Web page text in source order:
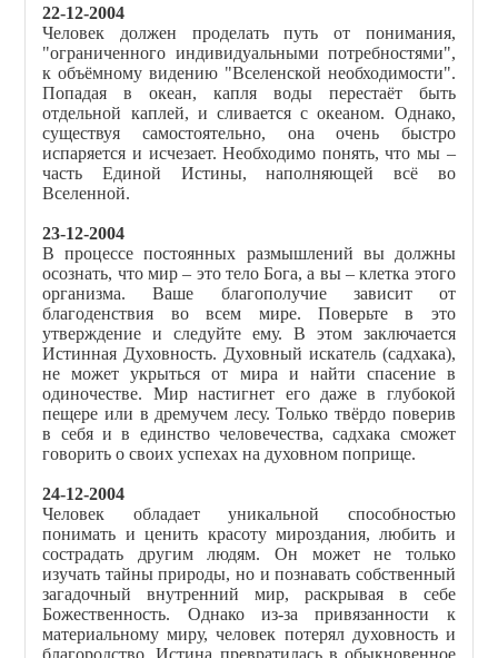
22-12-2004
Человек должен проделать путь от понимания,
"ограниченного индивидуальными потребностями",
к объёмному видению "Вселенской необходимости".
Попадая в океан, капля воды перестаёт быть
отдельной каплей, и сливается с океаном. Однако,
существуя самостоятельно, она очень быстро
испаряется и исчезает. Необходимо понять, что мы –
часть Единой Истины, наполняющей всё во
Вселенной.
23-12-2004
В процессе постоянных размышлений вы должны
осознать, что мир – это тело Бога, а вы – клетка этого
организма. Ваше благополучие зависит от
благоденствия во всем мире. Поверьте в это
утверждение и следуйте ему. В этом заключается
Истинная Духовность. Духовный искатель (садхака),
не может укрыться от мира и найти спасение в
одиночестве. Мир настигнет его даже в глубокой
пещере или в дремучем лесу. Только твёрдо поверив
в себя и в единство человечества, садхака сможет
говорить о своих успехах на духовном поприще.
24-12-2004
Человек обладает уникальной способностью
понимать и ценить красоту мироздания, любить и
сострадать другим людям. Он может не только
изучать тайны природы, но и познавать собственный
загадочный внутренний мир, раскрывая в себе
Божественность. Однако из-за привязанности к
материальному миру, человек потерял духовность и
благородство. Истина превратилась в обыкновенное